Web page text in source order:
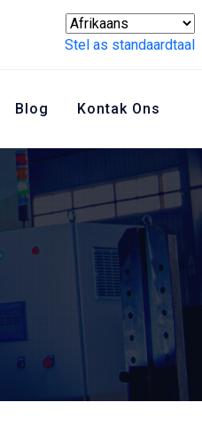
Stel as standaardtaal
Blog Kontak Ons